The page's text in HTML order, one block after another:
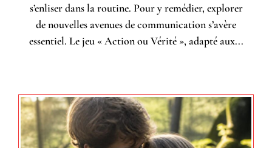
s’enliser dans la routine. Pour y remédier, explorer
de nouvelles avenues de communication s’avère
essentiel. Le jeu « Action ou Vérité », adapté aux...